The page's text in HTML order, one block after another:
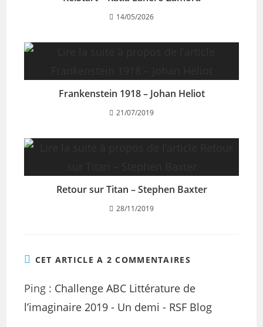
14/05/2026
Frankenstein 1918 – Johan Heliot
21/07/2019
Retour sur Titan – Stephen Baxter
28/11/2019
CET ARTICLE A 2 COMMENTAIRES
Ping : Challenge ABC Littérature de
l’imaginaire 2019 - Un demi - RSF Blog